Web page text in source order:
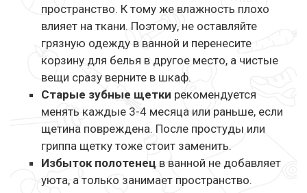
пространство. К тому же влажность плохо
влияет на ткани. Поэтому, не оставляйте
грязную одежду в ванной и перенесите
корзину для белья в другое место, а чистые
вещи сразу верните в шкаф.
Старые зубные щетки рекомендуется
менять каждые 3-4 месяца или раньше, если
щетина повреждена. После простуды или
гриппа щетку тоже стоит заменить.
Избыток полотенец в ванной не добавляет
уюта, а только занимает пространство.